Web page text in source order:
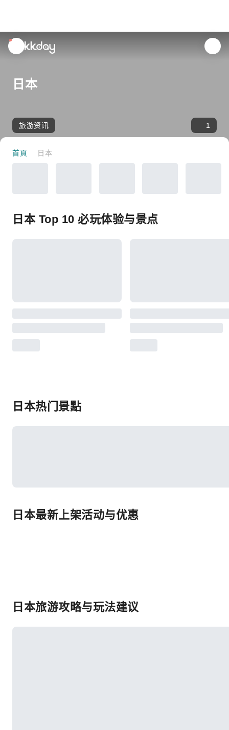
unread
notifications
日本
旅游资讯 1
首頁 日本
日本 Top 10 必玩体验与景点
日本热门景點
日本最新上架活动与优惠
日本旅游攻略与玩法建议